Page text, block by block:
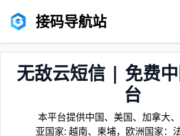
接码导航站
无敌云短信 | 免费
台
本平台提供中国、美国、加拿大
亚国家: 越南、柬埔，欧洲国家：